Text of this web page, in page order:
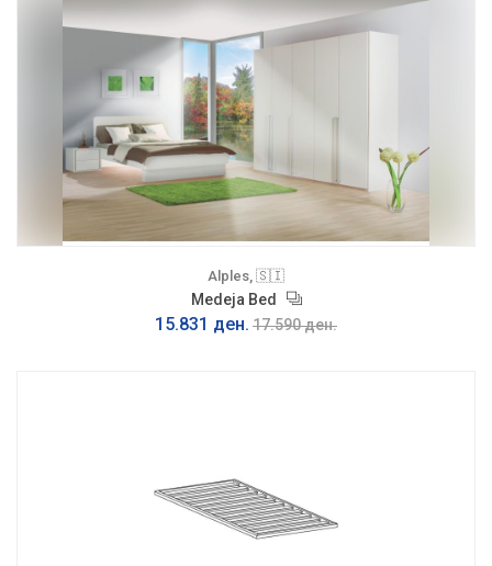
Alples, 🇸🇮
Medeja Bed
15.831 ден. 17.590 ден.